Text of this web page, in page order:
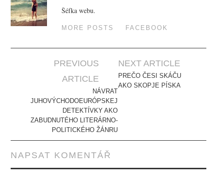
Šéfka webu.
MORE POSTS FACEBOOK
Post navigation
PREVIOUS
ARTICLE
NÁVRAT
JUHOVÝCHODOEURÓPSKEJ
DETEKTÍVKY AKO
ZABUDNUTÉHO LITERÁRNO-
POLITICKÉHO ŽÁNRU
NEXT ARTICLE
PREČO ČESI SKÁČU
AKO SKOPJE PÍSKA
NAPSAT KOMENTÁŘ